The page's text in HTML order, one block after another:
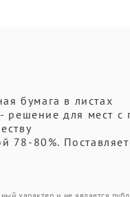
бумага в листах
- решение для мест
78-80%.